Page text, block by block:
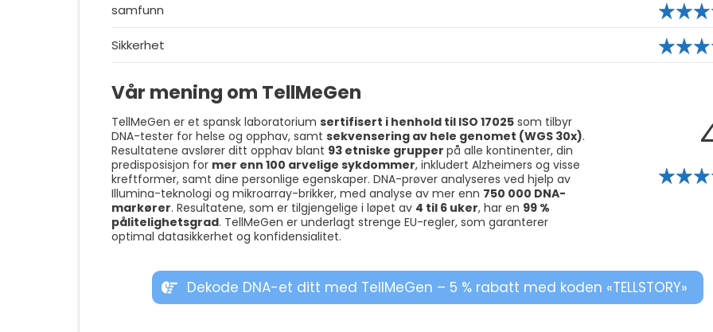
samfunn
Sikkerhet
Vår mening om TellMeGen
TellMeGen er et spansk laboratorium sertifisert i henhold til ISO 17025som tilbyr
DNA-tester for helse og opphav, samt sekvensering av hele genomet (WGS 30x).
Resultatene avslører ditt opphav blant 93 etniske grupper på alle kontinenter, din
predisposisjon for mer enn 100 arvelige sykdommer, inkludert Alzheimers og visse
kreftformer, samt dine personlige egenskaper. DNA-prøver analyseres ved hjelp av
Illumina-teknologi og mikroarray-brikker, med analyse av mer enn 750 000 DNA-
markører. Resultatene, som er tilgjengelige i løpet av 4 til 6 uker, har en 99 %
pålitelighetsgrad. TellMeGen er underlagt strenge EU-regler, som garanterer
optimal datasikkerhet og konfidensialitet.
Dekode DNA-et ditt med TellMeGen – 5 % rabatt med koden «TELLSTORY»